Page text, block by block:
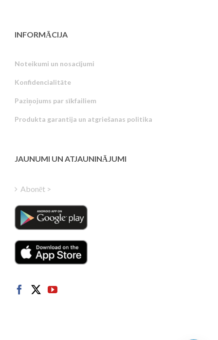
INFORMĀCIJA
Noteikumi un nosacījumi
Konfidencialitāte
Paziņojums par sīkfailiem
Produkta garantija un atgriešanas politika
JAUNUMI UN ATJAUNINĀJUMI
Abonēt >
Estonian